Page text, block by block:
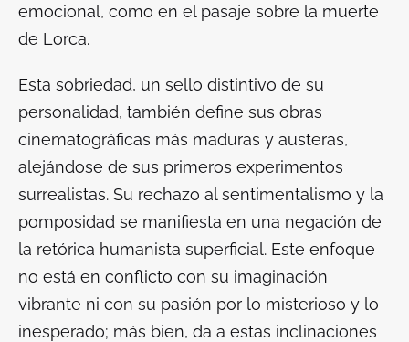
emocional, como en el pasaje sobre la muerte
de Lorca.
Esta sobriedad, un sello distintivo de su
personalidad, también define sus obras
cinematográficas más maduras y austeras,
alejándose de sus primeros experimentos
surrealistas. Su rechazo al sentimentalismo y la
pomposidad se manifiesta en una negación de
la retórica humanista superficial. Este enfoque
no está en conflicto con su imaginación
vibrante ni con su pasión por lo misterioso y lo
inesperado; más bien, da a estas inclinaciones